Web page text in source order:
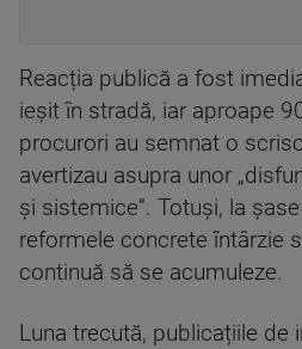
Reacția publică a fost
ieșit în stradă, iar aproape
procurori au semnat o
avertizau asupra unor
și sistemice”. Totuși, la
reformele concrete întârzie
continuă să se acumuleze.
Luna trecută, publicațiile de